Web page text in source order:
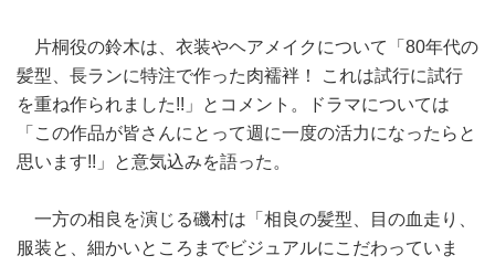
片桐役の鈴木は、衣装やヘアメイクについて「80年代の
髪型、長ランに特注で作った肉襦袢！ これは試行に試行
を重ね作られました!!」とコメント。ドラマについては
「この作品が皆さんにとって週に一度の活力になったらと
思います!!」と意気込みを語った。
一方の相良を演じる磯村は「相良の髪型、目の血走り、
服装と、細かいところまでビジュアルにこだわっていま